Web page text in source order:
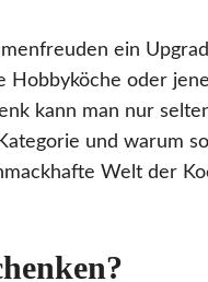
ein
Hobbyköche oder
kann man nur
und warum
Welt der